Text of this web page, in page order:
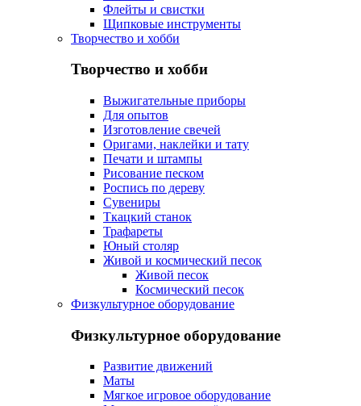
Флейты и свистки
Щипковые инструменты
Творчество и хобби
Творчество и хобби
Выжигательные приборы
Для опытов
Изготовление свечей
Оригами, наклейки и тату
Печати и штампы
Рисование песком
Роспись по дереву
Сувениры
Ткацкий станок
Трафареты
Юный столяр
Живой и космический песок
Живой песок
Космический песок
Физкультурное оборудование
Физкультурное оборудование
Развитие движений
Маты
Мягкое игровое оборудование